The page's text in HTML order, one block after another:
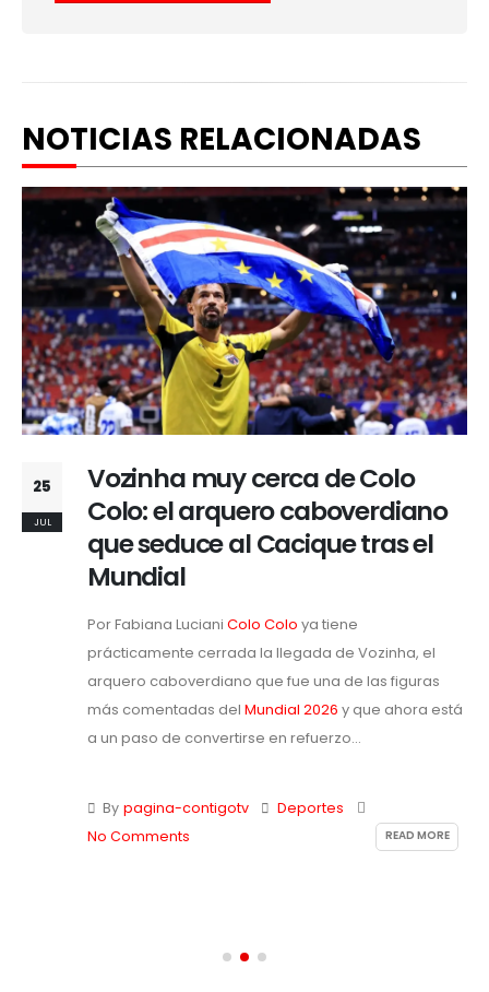
NOTICIAS RELACIONADAS
25
JUL
Vozinha muy cerca de Colo
Colo: el arquero caboverdiano
que seduce al Cacique tras el
Mundial
Por Fabiana Luciani Colo Colo ya tiene
prácticamente cerrada la llegada de Vozinha, el
arquero caboverdiano que fue una de las figuras
más comentadas del Mundial 2026 y que ahora está
a un paso de convertirse en refuerzo...
By pagina-contigotv
Deportes
No Comments
READ MORE